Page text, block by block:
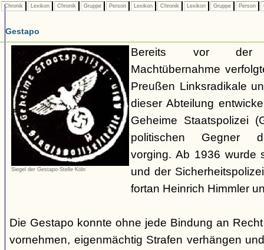
Chronik Lexikon Chronik Gruppe Person Lexikon Chronik Lexikon Gruppe Person
Gestapo
Siegel der Gestapo-Stelle Köln
Bereits vor der
Machtübernahme
Preußen Linksradikale
dieser Abteilung
Geheime Staatspolizei
politischen Gegner
vorging. Ab 1936 wurde
und der
fortan Heinrich Himmler
Die Gestapo konnte ohne jede Bindung an
vornehmen, eigenmächtig Strafen verhängen